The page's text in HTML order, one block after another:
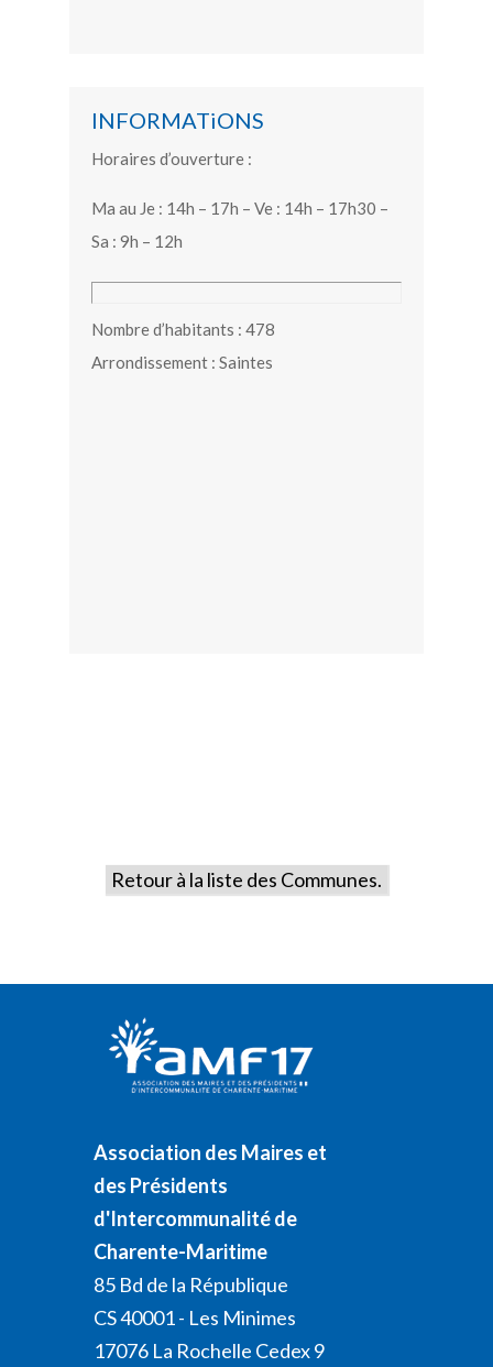
INFORMATiONS
Horaires d’ouverture :
Ma au Je : 14h – 17h – Ve : 14h – 17h30 –
Sa : 9h – 12h
Nombre d’habitants : 478
Arrondissement : Saintes
Retour à la liste des Communes.
Association des Maires et
des Présidents
d'Intercommunalité de
Charente-Maritime
85 Bd de la République
CS 40001 - Les Minimes
17076 La Rochelle Cedex 9